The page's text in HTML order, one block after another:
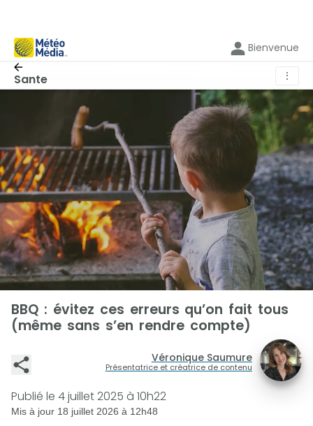
Bienvenue
Sante ⋮
BBQ : évitez ces erreurs qu’on fait tous
(même sans s’en rendre compte)
Véronique Saumure
Présentatrice et créatrice de contenu
Publié le 4 juillet 2025 à 10h22
Mis à jour 18 juillet 2026 à 12h48